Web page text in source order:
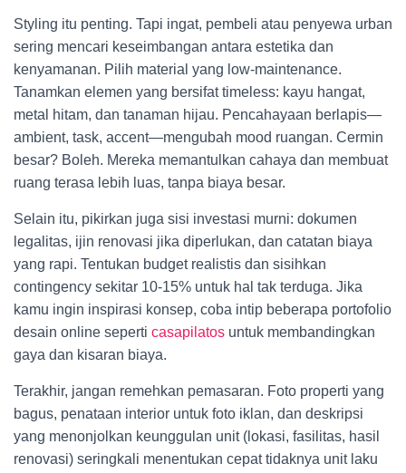
Styling itu penting. Tapi ingat, pembeli atau penyewa urban
sering mencari keseimbangan antara estetika dan
kenyamanan. Pilih material yang low-maintenance.
Tanamkan elemen yang bersifat timeless: kayu hangat,
metal hitam, dan tanaman hijau. Pencahayaan berlapis—
ambient, task, accent—mengubah mood ruangan. Cermin
besar? Boleh. Mereka memantulkan cahaya dan membuat
ruang terasa lebih luas, tanpa biaya besar.
Selain itu, pikirkan juga sisi investasi murni: dokumen
legalitas, ijin renovasi jika diperlukan, dan catatan biaya
yang rapi. Tentukan budget realistis dan sisihkan
contingency sekitar 10-15% untuk hal tak terduga. Jika
kamu ingin inspirasi konsep, coba intip beberapa portofolio
desain online seperti casapilatos untuk membandingkan
gaya dan kisaran biaya.
Terakhir, jangan remehkan pemasaran. Foto properti yang
bagus, penataan interior untuk foto iklan, dan deskripsi
yang menonjolkan keunggulan unit (lokasi, fasilitas, hasil
renovasi) seringkali menentukan cepat tidaknya unit laku